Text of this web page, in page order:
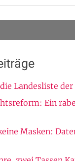
Landesliste der
Ein
Masken: